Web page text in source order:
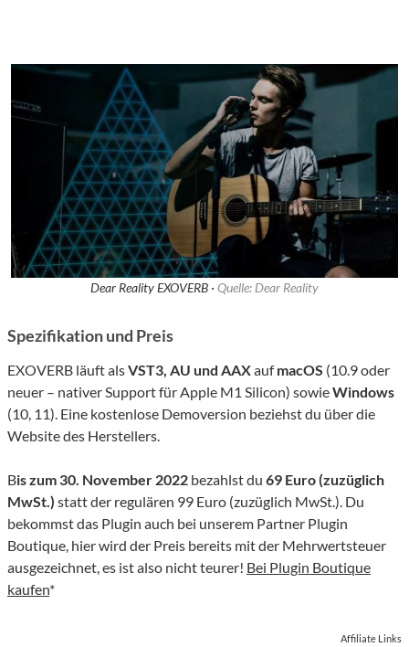
Dear Reality EXOVERB · Quelle: Dear Reality
Spezifikation und Preis
EXOVERB läuft alsVST3, AU und AAXaufmacOS (10.9 oder
neuer – nativer Support für Apple M1 Silicon) sowieWindows
(10, 11). Eine kostenlose Demoversion beziehst du über die
Website des Herstellers.
Bis zum 30. November 2022 bezahlst du 69 Euro (zuzüglich
MwSt.) statt der regulären 99 Euro (zuzüglich MwSt.). Du
bekommst das Plugin auch bei unserem Partner Plugin
Boutique, hier wird der Preis bereits mit der Mehrwertsteuer
ausgezeichnet, es ist also nicht teurer! Bei Plugin Boutique
kaufen*
Affiliate Links